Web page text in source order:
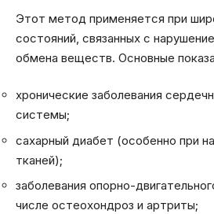
Этот метод применяется при
состояний, связанных с
обмена веществ. Основные
хронические заболевания
системы;
сахарный диабет (особенно при
тканей);
заболевания опорно-
числе остеохондроз и артриты;